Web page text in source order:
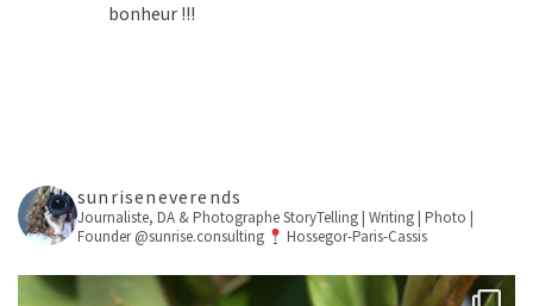
bonheur !!!
sunriseneverends
Journaliste, DA & PhotographeStoryTelling | Writing | Photo |
Founder @sunrise.consulting
Hossegor-Paris-Cassis